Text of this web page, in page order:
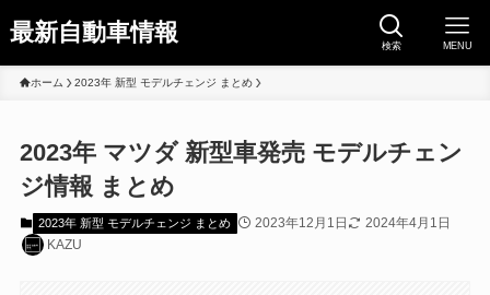
最新自動車情報 検索 MENU
ホーム 2023年 新型 モデルチェンジ まとめ
2023年 マツダ 新型車発売 モデルチェン
ジ情報 まとめ
2023年 新型 モデルチェンジ まとめ 2023年12月1日
2024年4月1日
KAZU